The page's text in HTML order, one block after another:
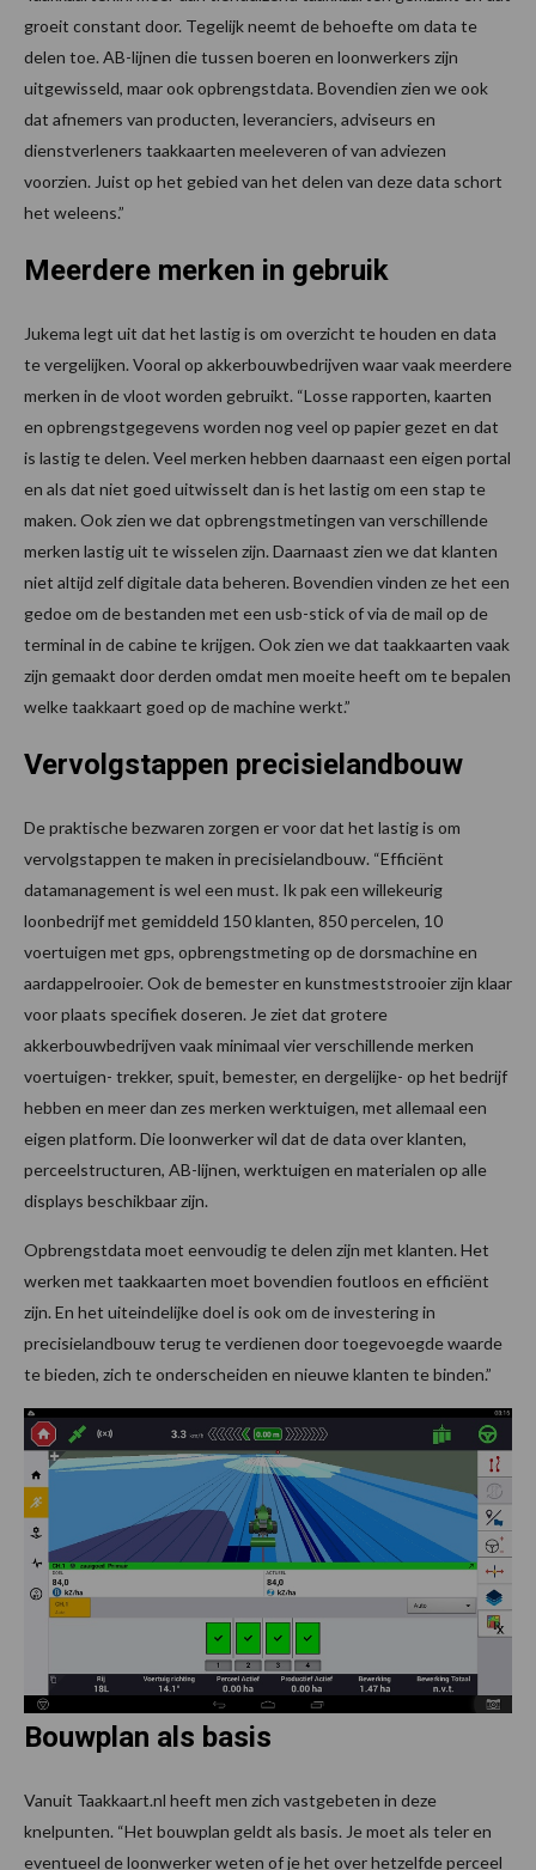
groeit constant door. Tegelijk neemt de behoefte om data te
delen toe. AB-lijnen die tussen boeren en loonwerkers zijn
uitgewisseld, maar ook opbrengstdata. Bovendien zien we ook
dat afnemers van producten, leveranciers, adviseurs en
dienstverleners taakkaarten meeleveren of van adviezen
voorzien. Juist op het gebied van het delen van deze data schort
het weleens.”
Meerdere merken in gebruik
Jukema legt uit dat het lastig is om overzicht te houden en data
te vergelijken. Vooral op akkerbouwbedrijven waar vaak meerdere
merken in de vloot worden gebruikt. “Losse rapporten, kaarten
en opbrengstgegevens worden nog veel op papier gezet en dat
is lastig te delen. Veel merken hebben daarnaast een eigen portal
en als dat niet goed uitwisselt dan is het lastig om een stap te
maken. Ook zien we dat opbrengstmetingen van verschillende
merken lastig uit te wisselen zijn. Daarnaast zien we dat klanten
niet altijd zelf digitale data beheren. Bovendien vinden ze het een
gedoe om de bestanden met een usb-stick of via de mail op de
terminal in de cabine te krijgen. Ook zien we dat taakkaarten vaak
zijn gemaakt door derden omdat men moeite heeft om te bepalen
welke taakkaart goed op de machine werkt.”
Vervolgstappen precisielandbouw
De praktische bezwaren zorgen er voor dat het lastig is om
vervolgstappen te maken in precisielandbouw. “Efficiënt
datamanagement is wel een must. Ik pak een willekeurig
loonbedrijf met gemiddeld 150 klanten, 850 percelen, 10
voertuigen met gps, opbrengstmeting op de dorsmachine en
aardappelrooier. Ook de bemester en kunstmeststrooier zijn klaar
voor plaats specifiek doseren. Je ziet dat grotere
akkerbouwbedrijven vaak minimaal vier verschillende merken
voertuigen- trekker, spuit, bemester, en dergelijke- op het bedrijf
hebben en meer dan zes merken werktuigen, met allemaal een
eigen platform. Die loonwerker wil dat de data over klanten,
perceelstructuren, AB-lijnen, werktuigen en materialen op alle
displays beschikbaar zijn.
Opbrengstdata moet eenvoudig te delen zijn met klanten. Het
werken met taakkaarten moet bovendien foutloos en efficiënt
zijn. En het uiteindelijke doel is ook om de investering in
precisielandbouw terug te verdienen door toegevoegde waarde
te bieden, zich te onderscheiden en nieuwe klanten te binden.”
Bouwplan als basis
Vanuit Taakkaart.nl heeft men zich vastgebeten in deze
knelpunten. “Het bouwplan geldt als basis. Je moet als teler en
eventueel de loonwerker weten of je het over hetzelfde perceel